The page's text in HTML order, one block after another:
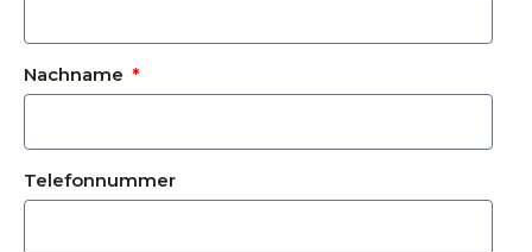
Nachname
Telefonnummer